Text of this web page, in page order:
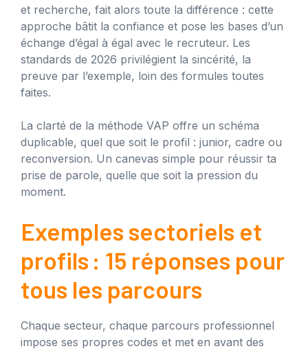
et recherche, fait alors toute la différence : cette
approche bâtit la confiance et pose les bases d’un
échange d’égal à égal avec le recruteur. Les
standards de 2026 privilégient la sincérité, la
preuve par l’exemple, loin des formules toutes
faites.
La clarté de la méthode VAP offre un schéma
duplicable, quel que soit le profil : junior, cadre ou
reconversion. Un canevas simple pour réussir ta
prise de parole, quelle que soit la pression du
moment.
Exemples sectoriels et
profils : 15 réponses pour
tous les parcours
Chaque secteur, chaque parcours professionnel
impose ses propres codes et met en avant des